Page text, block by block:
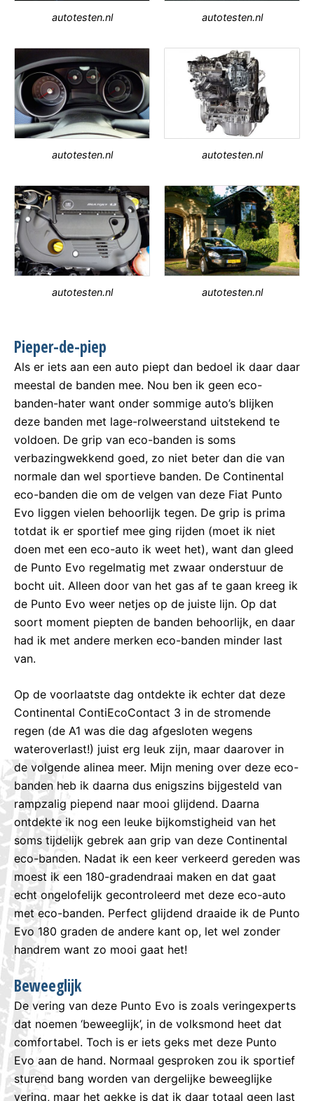
autotesten.nl autotesten.nl
autotesten.nl autotesten.nl
autotesten.nl autotesten.nl
Pieper-de-piep
Als er iets aan een auto piept dan bedoel ik daar daar
meestal de banden mee. Nou ben ik geen eco-
banden-hater want onder sommige auto’s blijken
deze banden met lage-rolweerstand uitstekend te
voldoen. De grip van eco-banden is soms
verbazingwekkend goed, zo niet beter dan die van
normale dan wel sportieve banden. De Continental
eco-banden die om de velgen van deze Fiat Punto
Evo liggen vielen behoorlijk tegen. De grip is prima
totdat ik er sportief mee ging rijden (moet ik niet
doen met een eco-auto ik weet het), want dan gleed
de Punto Evo regelmatig met zwaar onderstuur de
bocht uit. Alleen door van het gas af te gaan kreeg ik
de Punto Evo weer netjes op de juiste lijn. Op dat
soort moment piepten de banden behoorlijk, en daar
had ik met andere merken eco-banden minder last
van.
Op de voorlaatste dag ontdekte ik echter dat deze
Continental ContiEcoContact 3 in de stromende
regen (de A1 was die dag afgesloten wegens
wateroverlast!) juist erg leuk zijn, maar daarover in
de volgende alinea meer. Mijn mening over deze eco-
banden heb ik daarna dus enigszins bijgesteld van
rampzalig piepend naar mooi glijdend. Daarna
ontdekte ik nog een leuke bijkomstigheid van het
soms tijdelijk gebrek aan grip van deze Continental
eco-banden. Nadat ik een keer verkeerd gereden was
moest ik een 180-gradendraai maken en dat gaat
echt ongelofelijk gecontroleerd met deze eco-auto
met eco-banden. Perfect glijdend draaide ik de Punto
Evo 180 graden de andere kant op, let wel zonder
handrem want zo mooi gaat het!
Beweeglijk
De vering van deze Punto Evo is zoals veringexperts
dat noemen ‘beweeglijk’, in de volksmond heet dat
comfortabel. Toch is er iets geks met deze Punto
Evo aan de hand. Normaal gesproken zou ik sportief
sturend bang worden van dergelijke beweeglijke
vering, maar het gekke is dat ik daar totaal geen last